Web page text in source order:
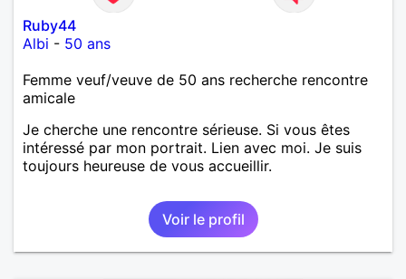
Ruby44
Albi - 50 ans
Femme veuf/veuve de 50 ans recherche rencontre
amicale
Je cherche une rencontre sérieuse. Si vous êtes
intéressé par mon portrait. Lien avec moi. Je suis
toujours heureuse de vous accueillir.
Voir le profil